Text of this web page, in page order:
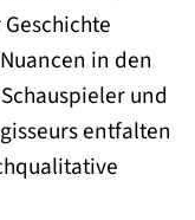
in den
und
entfalten